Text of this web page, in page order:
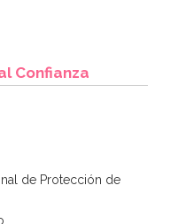
Confianza
de Protección de